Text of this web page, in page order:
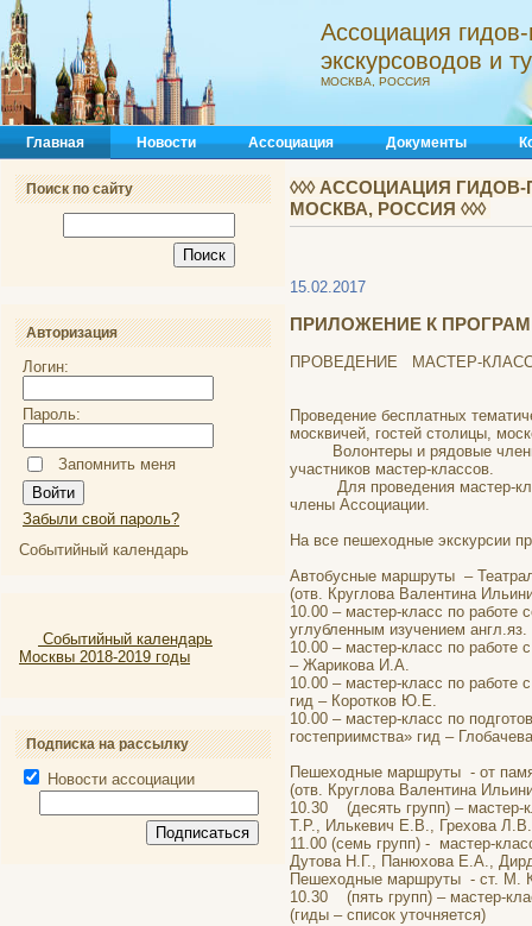
Ассоциация
экскурсоводов и
МОСКВА, РОССИЯ
Главная Новости Ассоциация Документы
Поиск по сайту
Авторизация
Логин:
Пароль:
Запомнить меня
Забыли свой пароль?
Событийный календарь
Событийный календарь
Москвы 2018-2019 годы
Подписка на рассылку
Новости ассоциации
◊◊◊ АССОЦИАЦИЯ
МОСКВА, РОССИЯ ◊◊◊
15.02.2017
ПРИЛОЖЕНИЕ К
ПРОВЕДЕНИЕ МАСТЕР-
Проведение бесплатных
москвичей, гостей столицы,
Волонтеры и рядовые члены
участников мастер-классов.
Для проведения мастер-
члены Ассоциации.
На все пешеходные экскурсии
Автобусные маршруты –
(отв. Круглова Валентина
10.00 – мастер-класс по
углубленным изучением
10.00 – мастер-класс по
– Жарикова И.А.
10.00 – мастер-класс по работе
гид – Коротков Ю.Е.
10.00 – мастер-класс по
гостеприимства» гид –
Пешеходные маршруты - от
(отв. Круглова Валентина
10.30 (десять групп) –
Т.Р., Илькевич Е.В., Грехова
11.00 (семь групп) - мастер-
Дутова Н.Г., Панюхова Е.А.,
Пешеходные маршруты - ст. М.
10.30 (пять групп) – мастер-
(гиды – список уточняется)